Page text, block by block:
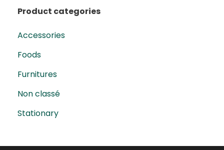
Product categories
Accessories
Foods
Furnitures
Non classé
Stationary